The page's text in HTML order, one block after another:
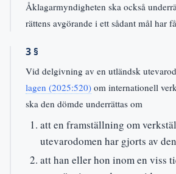
Åklagarmyndigheten ska också
rättens avgörande i ett sådant mål har
3 §
Vid delgivning av en utländsk
lagen (2025:520) om internationell
ska den dömde underrättas om
att en framställning om
utevarodomen har gjorts av
att han eller hon inom en viss